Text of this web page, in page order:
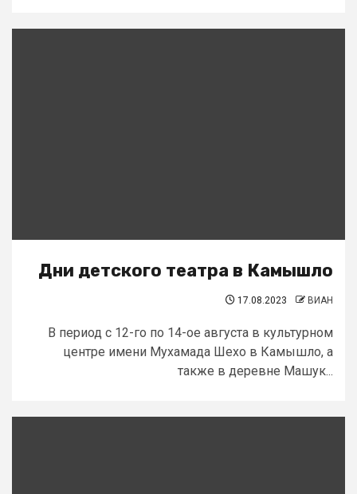
Дни детского театра в Камышло
17.08.2023 ВИАН
В период с 12-го по 14-ое августа в культурном
центре имени Мухамада Шехо в Камышло, а
также в деревне Машук...